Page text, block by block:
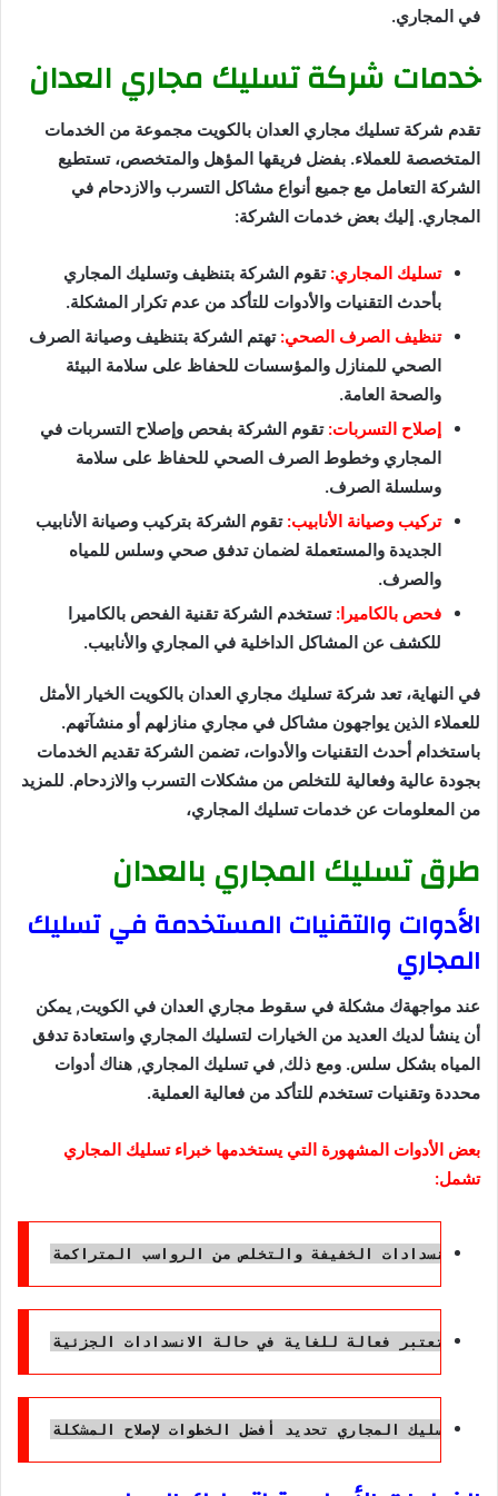
في المجاري.
خدمات شركة تسليك مجاري العدان
تقدم شركة تسليك مجاري العدان بالكويت مجموعة من الخدمات
المتخصصة للعملاء. بفضل فريقها المؤهل والمتخصص، تستطيع
الشركة التعامل مع جميع أنواع مشاكل التسرب والازدحام في
المجاري. إليك بعض خدمات الشركة:
تسليك المجاري:تقوم الشركة بتنظيف وتسليك المجاري
بأحدث التقنيات والأدوات للتأكد من عدم تكرار المشكلة.
تنظيف الصرف الصحي:تهتم الشركة بتنظيف وصيانة الصرف
الصحي للمنازل والمؤسسات للحفاظ على سلامة البيئة
والصحة العامة.
إصلاح التسربات:تقوم الشركة بفحص وإصلاح التسربات في
المجاري وخطوط الصرف الصحي للحفاظ على سلامة
وسلسلة الصرف.
تركيب وصيانة الأنابيب:تقوم الشركة بتركيب وصيانة الأنابيب
الجديدة والمستعملة لضمان تدفق صحي وسلس للمياه
والصرف.
فحص بالكاميرا:تستخدم الشركة تقنية الفحص بالكاميرا
للكشف عن المشاكل الداخلية في المجاري والأنابيب.
في النهاية، تعد شركة تسليك مجاري العدان بالكويت الخيار الأمثل
للعملاء الذين يواجهون مشاكل في مجاري منازلهم أو منشآتهم.
باستخدام أحدث التقنيات والأدوات، تضمن الشركة تقديم الخدمات
بجودة عالية وفعالية للتخلص من مشكلات التسرب والازدحام. للمزيد
من المعلومات عن خدمات تسليك المجاري،
طرق تسليك المجاري بالعدان
الأدوات والتقنيات المستخدمة في تسليك
المجاري
عند مواجهةك مشكلة في سقوط مجاري العدان في الكويت, يمكن
أن ينشأ لديك العديد من الخيارات لتسليك المجاري واستعادة تدفق
المياه بشكل سلس. ومع ذلك, في تسليك المجاري, هناك أدوات
محددة وتقنيات تستخدم للتأكد من فعالية العملية.
بعض الأدوات المشهورة التي يستخدمها خبراء تسليك المجاري
تشمل: